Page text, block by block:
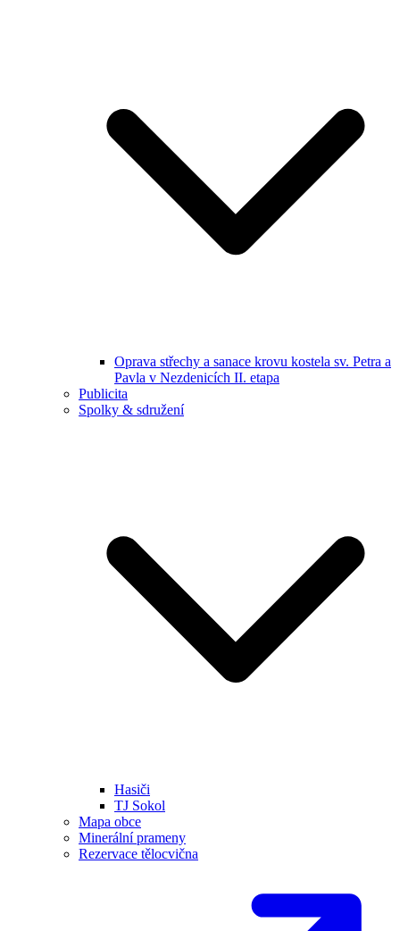
Oprava střechy a sanace krovu kostela sv. Petra a
Pavla v Nezdenicích II. etapa
Publicita
Spolky & sdružení
Hasiči
TJ Sokol
Mapa obce
Minerální prameny
Rezervace tělocvična